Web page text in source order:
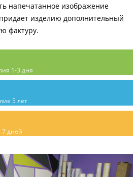
напечатанное изображение
изделию дополнительный
фактуру.
1-3 дня
5 лет
7 дней